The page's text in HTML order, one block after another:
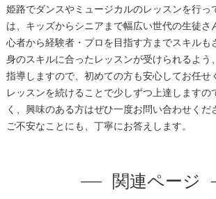
姫路でダンスやミュージカルのレッスンを行っ
は、キッズからシニアまで幅広い世代の生徒さ
心者から経験者・プロを目指す方までスキルも
身のスキルに合ったレッスンが受けられるよう
指導しますので、初めての方も安心してお任せ
レッスンを続けることで少しずつ上達しますの
く、興味のある方はぜひ一度お問い合わせくだ
ご不安なことにも、丁寧にお答えします。
関連ページ